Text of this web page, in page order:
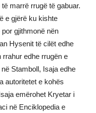
marrë rrugë të gabuar.
e gjërë ku kishte
por gjithmonë nën
Hysenit të cilët edhe
edhe rrugën e
Stamboll, Isaja edhe
autoritetet e kohës
emërohet Kryetar i
në Enciklopedia e